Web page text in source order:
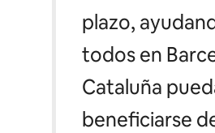
plazo,
todos en
Cataluña
beneficiarse